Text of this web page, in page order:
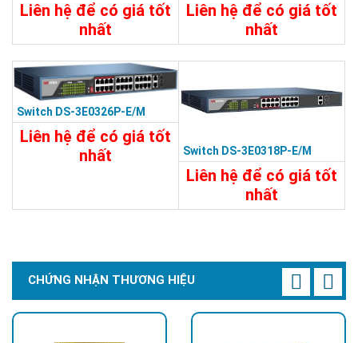
Liên hệ để có giá tốt
nhất
5.450.000đ
Chi Tiết Đặt Mua
Liên hệ để có giá tốt
nhất
2.390.000đ
Switch DS-3E0326P-E/M
Liên hệ để có giá tốt
nhất
Switch DS-3E0318P-E/M
Liên hệ để có giá tốt
nhất
9.200.000đ
CHỨNG NHẬN THƯƠNG HIỆU